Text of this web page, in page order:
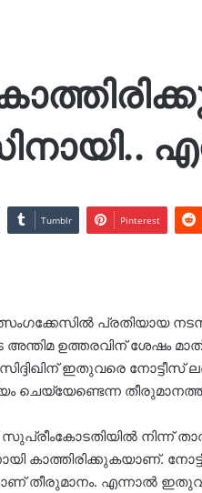
Tumblr Pinterest
പ്രതിയായ
ഉത്തരവിന് ശേഷം
ഇതുവരെ നോട്ടീസ്
ചെയ്യേണ്ടെന്ന
നിന്ന്
കാത്തിരിക്കുകയാണ്.
തീരുമാനം. എന്നാൽ ഇതുവരെ